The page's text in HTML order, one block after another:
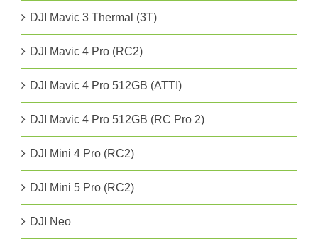
DJI Mavic 3 Thermal (3T)
DJI Mavic 4 Pro (RC2)
DJI Mavic 4 Pro 512GB (ATTI)
DJI Mavic 4 Pro 512GB (RC Pro 2)
DJI Mini 4 Pro (RC2)
DJI Mini 5 Pro (RC2)
DJI Neo